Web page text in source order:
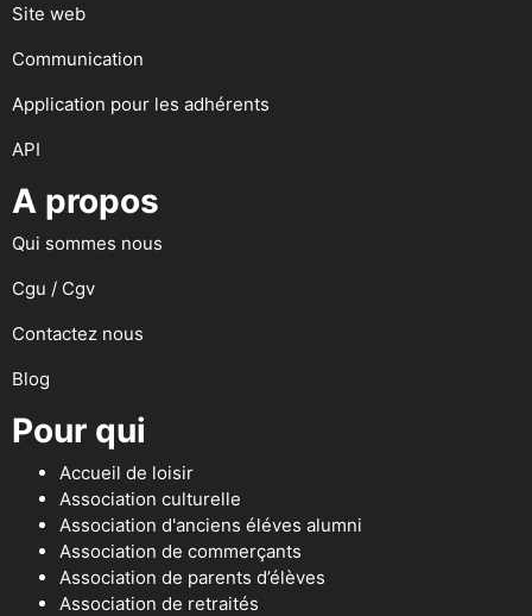
Site web
Communication
Application pour les adhérents
API
A propos
Qui sommes nous
Cgu / Cgv
Contactez nous
Blog
Pour qui
Accueil de loisir
Association culturelle
Association d'anciens éléves alumni
Association de commerçants
Association de parents d’élèves
Association de retraités